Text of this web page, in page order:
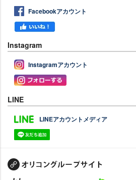
Facebookアカウント
Instagram
Instagramアカウント
LINE
LINEアカウントメディア